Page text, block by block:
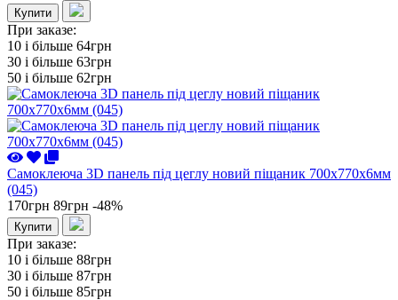
Купити
При заказе:
10 i більше 64грн
30 i більше 63грн
50 i більше 62грн
Самоклеюча 3D панель під цеглу новий піщаник 700x770x6мм
(045)
170грн 89грн -48%
Купити
При заказе:
10 i більше 88грн
30 i більше 87грн
50 i більше 85грн